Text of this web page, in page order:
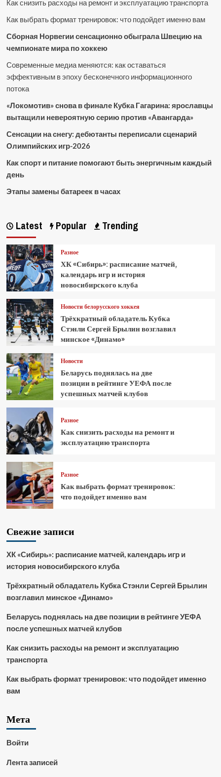
Как снизить расходы на ремонт и эксплуатацию транспорта
Как выбрать формат тренировок: что подойдет именно вам
Сборная Норвегии сенсационно обыграла Швецию на
чемпионате мира по хоккею
Современные медиа меняются: как оставаться
эффективным в эпоху бесконечного информационного
потока
«Локомотив» снова в финале Кубка Гагарина: ярославцы
вытащили невероятную серию против «Авангарда»
Сенсации на снегу: дебютанты переписали сценарий
Олимпийских игр-2026
Как спорт и питание помогают быть энергичным каждый
день
Этапы замены батареек в часах
Latest Popular Trending
Разное
ХК «Сибирь»: расписание матчей,
календарь игр и история
новосибирского клуба
Новости белорусского хоккея
Трёхкратный обладатель Кубка
Стэнли Сергей Брылин возглавил
минское «Динамо»
Новости
Беларусь поднялась на две
позиции в рейтинге УЕФА после
успешных матчей клубов
Разное
Как снизить расходы на ремонт и
эксплуатацию транспорта
Разное
Как выбрать формат тренировок:
что подойдет именно вам
Свежие записи
ХК «Сибирь»: расписание матчей, календарь игр и
история новосибирского клуба
Трёхкратный обладатель Кубка Стэнли Сергей Брылин
возглавил минское «Динамо»
Беларусь поднялась на две позиции в рейтинге УЕФА
после успешных матчей клубов
Как снизить расходы на ремонт и эксплуатацию
транспорта
Как выбрать формат тренировок: что подойдет именно
вам
Мета
Войти
Лента записей